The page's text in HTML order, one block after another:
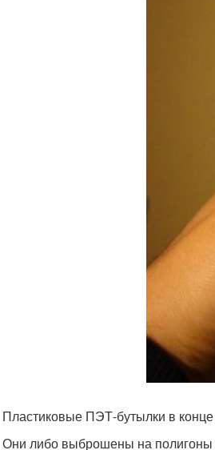
Пластиковые ПЭТ-бутылки в
Они либо выброшены на полигоны